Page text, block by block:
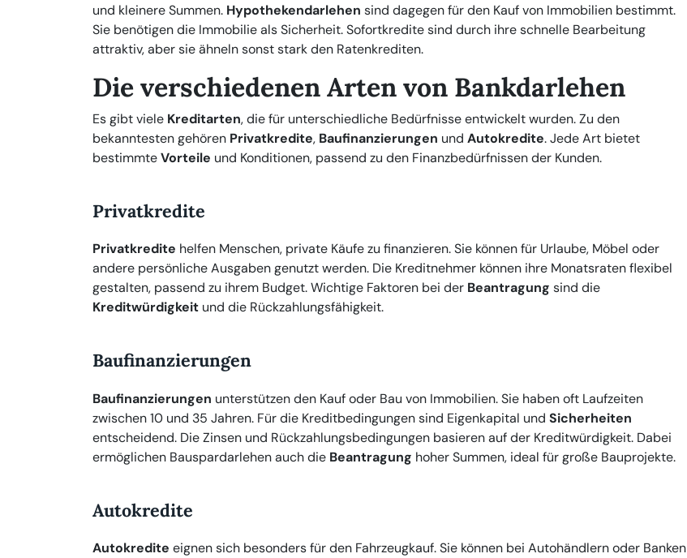
und kleinere Summen. Hypothekendarlehen sind dagegen für den Kauf von Immobilien bestimmt.
Sie benötigen die Immobilie als Sicherheit. Sofortkredite sind durch ihre schnelle Bearbeitung
attraktiv, aber sie ähneln sonst stark den Ratenkrediten.
Die verschiedenen Arten von Bankdarlehen
Es gibt viele Kreditarten, die für unterschiedliche Bedürfnisse entwickelt wurden. Zu den
bekanntesten gehören Privatkredite, Baufinanzierungen und Autokredite. Jede Art bietet
bestimmteVorteile und Konditionen, passend zu den Finanzbedürfnissen der Kunden.
Privatkredite
Privatkredite helfen Menschen, private Käufe zu finanzieren. Sie können für Urlaube, Möbel oder
andere persönliche Ausgaben genutzt werden. Die Kreditnehmer können ihre Monatsraten flexibel
gestalten, passend zu ihrem Budget. Wichtige Faktoren bei der Beantragung sind die
Kreditwürdigkeit und die Rückzahlungsfähigkeit.
Baufinanzierungen
Baufinanzierungen unterstützen den Kauf oder Bau von Immobilien. Sie haben oft Laufzeiten
zwischen 10 und 35 Jahren. Für die Kreditbedingungen sind Eigenkapital und Sicherheiten
entscheidend. Die Zinsen und Rückzahlungsbedingungen basieren auf der Kreditwürdigkeit. Dabei
ermöglichen Bauspardarlehen auch die Beantragung hoher Summen, ideal für große Bauprojekte.
Autokredite
Autokredite eignen sich besonders für den Fahrzeugkauf. Sie können bei Autohändlern oder Banken